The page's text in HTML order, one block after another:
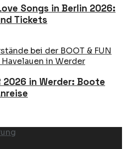
Songs in Berlin 2026:
Tickets
2026 in Werder: Boote